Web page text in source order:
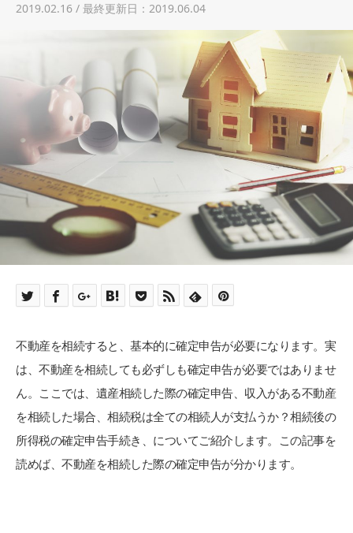
運営会社
利用規約について
掲載受付窓口はこちら
2019.02.16 / 最終更新日：2019.06.04
不動産を相続すると、基本的に確定申告が必要になります。実
は、不動産を相続しても必ずしも確定申告が必要ではありませ
ん。ここでは、遺産相続した際の確定申告、収入がある不動産
を相続した場合、相続税は全ての相続人が支払うか？相続後の
所得税の確定申告手続き、についてご紹介します。この記事を
読めば、不動産を相続した際の確定申告が分かります。